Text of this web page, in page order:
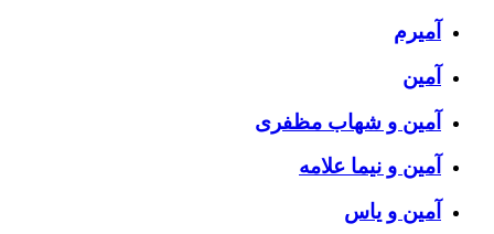
آمیرم
آمین
آمین و شهاب مظفری
آمین و نیما علامه
آمین و یاس